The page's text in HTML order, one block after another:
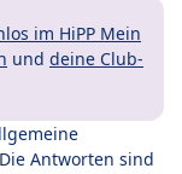
im HiPP Mein
und deine Club-
Antworten sind